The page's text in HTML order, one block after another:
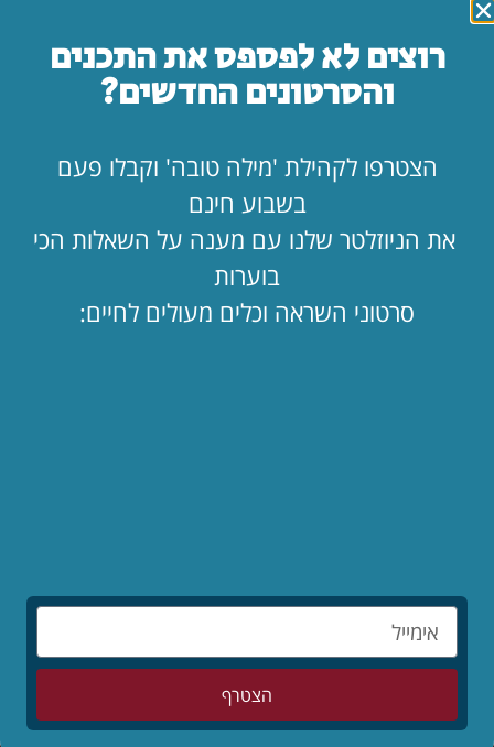
"המורה הזאת, לא מבינה שום דבר!"
לא תמיד הורים מסכימים עם כל מה שהמורים עושים. איך
בכל זאת נכון להתנהג כדי לא לגרום נזק לכל ההשפעה
10/04/2024
הצילו! הבן שלי לא התקבל לאף ישיבה
הילד כל כך קיווה להתקבל לישיבה מסוימת וגם אנחנו
רוצים לא לפספס את התכנים
והסרטונים החדשים?
הצטרפו לקהילת 'מילה טובה' וקבלו פעם
בשבוע חינם
את הניוזלטר שלנו עם מענה על השאלות הכי
בוערות
סרטוני השראה וכלים מעולים לחיים:
הצטרף